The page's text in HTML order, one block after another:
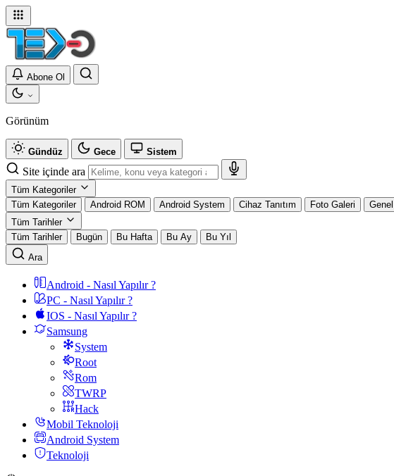
Abone Ol
Görünüm
Gündüz Gece Sistem
Site içinde ara
Tüm Kategoriler
Tüm Kategoriler
Android ROM Android System Cihaz Tanıtım Foto Galeri Genel
Tüm Tarihler
Tüm Tarihler
Bugün Bu Hafta Bu Ay
Bu Yıl
Ara
Android - Nasıl Yapılır ?
PC - Nasıl Yapılır ?
IOS - Nasıl Yapılır ?
Samsung
System
Root
Rom
TWRP
Hack
Mobil Teknoloji
Android System
Teknoloji